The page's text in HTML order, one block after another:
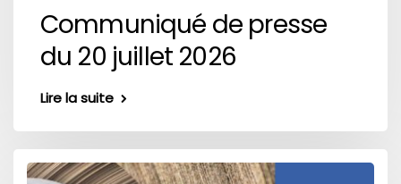
Communiqué de presse
du 20 juillet 2026
Lire la suite